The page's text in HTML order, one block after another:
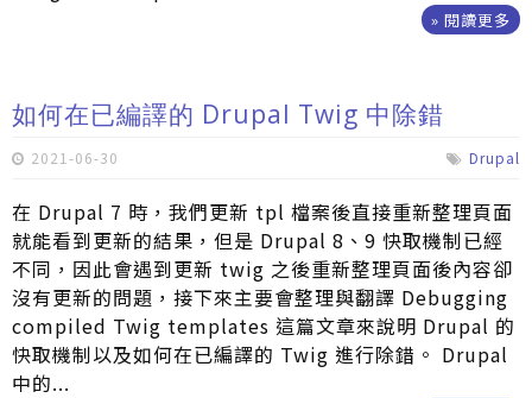
» 閱讀更多
如何在已編譯的 Drupal Twig 中除錯
2021-06-30 Drupal
在 Drupal 7 時，我們更新 tpl 檔案後直接重新整理頁面
就能看到更新的結果，但是 Drupal 8、9 快取機制已經
不同，因此會遇到更新 twig 之後重新整理頁面後內容卻
沒有更新的問題，接下來主要會整理與翻譯 Debugging
compiled Twig templates 這篇文章來說明 Drupal 的
快取機制以及如何在已編譯的 Twig 進行除錯。 Drupal
中的...